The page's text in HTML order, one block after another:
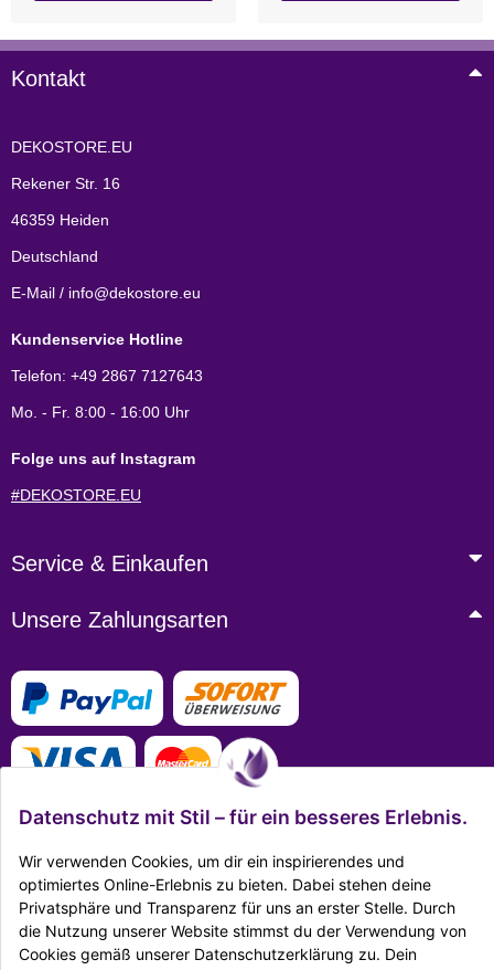
Kontakt
DEKOSTORE.EU
Rekener Str. 16
46359 Heiden
Deutschland
E-Mail / info@dekostore.eu
Kundenservice Hotline
Telefon: +49 2867 7127643
Mo. - Fr. 8:00 - 16:00 Uhr
Folge uns auf Instagram
#DEKOSTORE.EU
Service & Einkaufen
Unsere Zahlungsarten
Mehr Infos zu den Zahlungsarten
Ausgezeichnet Zertifiziert
Datenschutz mit Stil – für ein besseres Erlebnis.
Wir verwenden Cookies, um dir ein inspirierendes und
optimiertes Online-Erlebnis zu bieten. Dabei stehen deine
Privatsphäre und Transparenz für uns an erster Stelle. Durch
die Nutzung unserer Website stimmst du der Verwendung von
Cookies gemäß unserer Datenschutzerklärung zu. Dein